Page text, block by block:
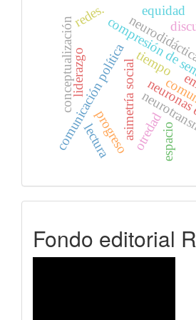
compresión de
comunicación políticaasimetría socialotredad
progreso
conceptualizaciónliderazgo
espacio
lectura
equidad
redes.
tiempo
Fondo editorial